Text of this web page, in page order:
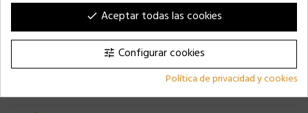
done Aceptar todas las cookies
tune Configurar cookies
Política de privacidad y cookies